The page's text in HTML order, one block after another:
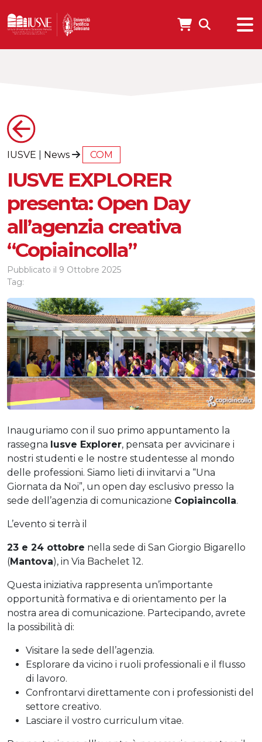
IUSVE News COM
IUSVE EXPLORER
presenta: Open Day
all’agenzia creativa
“Copiaincolla”
Pubblicato il 9 Ottobre 2025
Tag:
Inauguriamo con il suo primo appuntamento la
rassegna Iusve Explorer, pensata per avvicinare i
nostri studenti e le nostre studentesse al mondo
delle professioni. Siamo lieti di invitarvi a “Una
Giornata da Noi”, un open day esclusivo presso la
sede dell’agenzia di comunicazione Copiaincolla.
L’evento si terrà il
23 e 24 ottobre nella sede di San Giorgio Bigarello
(Mantova), in Via Bachelet 12.
Questa iniziativa rappresenta un’importante
opportunità formativa e di orientamento per la
nostra area di comunicazione. Partecipando, avrete
la possibilità di:
Visitare la sede dell’agenzia.
Esplorare da vicino i ruoli professionali e il flusso
di lavoro.
Confrontarvi direttamente con i professionisti del
settore creativo.
Lasciare il vostro curriculum vitae.